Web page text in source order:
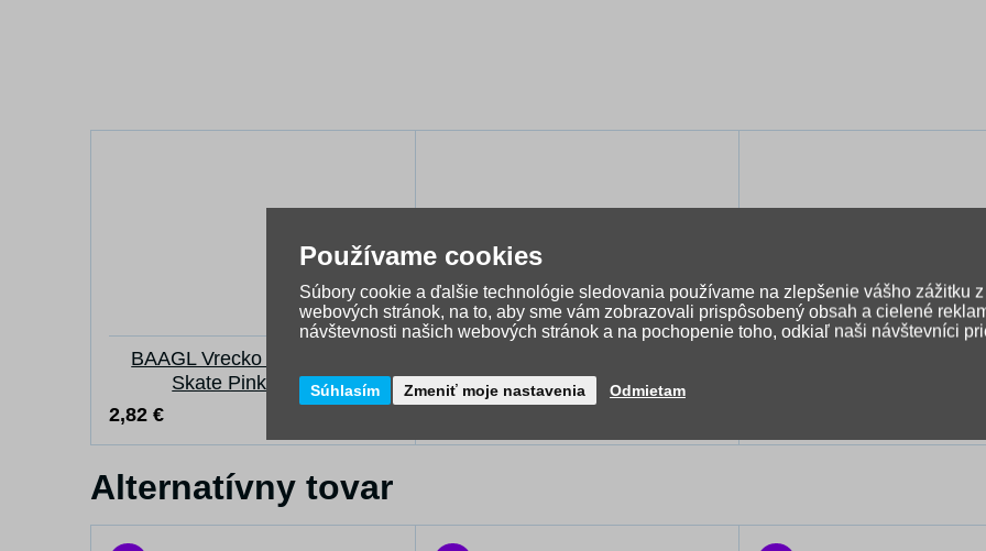
BAAGL Vrecko na prezúvky
Skate Pink Stripes
2,82 €
Magnolia 26
Alternatívny tovar
Používame cookies
Súbory cookie a ďalšie technológie sledovania používame na zlepšenie vášho zážitku
webových stránok, na to, aby sme vám zobrazovali prispôsobený obsah a cielené
návštevnosti našich webových stránok a na pochopenie toho, odkiaľ naši návštevníci
Súhlasím Zmeniť moje nastavenia Odmietam